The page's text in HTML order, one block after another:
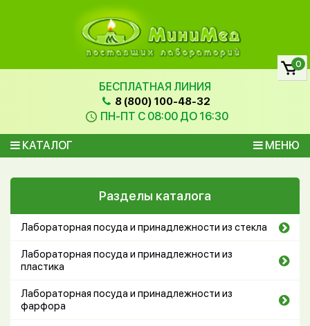
БЕСПЛАТНАЯ ЛИНИЯ
8 (800) 100-48-32
ПН-ПТ С 08:00 ДО 16:30
КАТАЛОГ МЕНЮ
0
Разделы каталога
Лабораторная посуда и принадлежности из стекла
Лабораторная посуда и принадлежности из
пластика
Лабораторная посуда и принадлежности из
фарфора